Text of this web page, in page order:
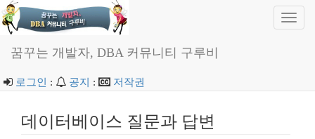
꿈꾸는 개발자, DBA 커뮤니티 구루비
로그인 : 공지 : 저작권
데이터베이스 질문과 답변